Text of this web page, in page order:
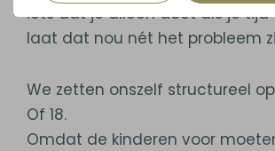
iets dat je alleen doet als je tijd
laat dat nou nét het probleem
We zetten onszelf structureel op
Of 18.
Omdat de kinderen voor